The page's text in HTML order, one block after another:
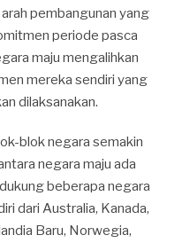
pembangunan yang
periode pasca
maju mengalihkan
mereka sendiri yang
dilaksanakan.
blok negara semakin
negara maju ada
beberapa negara
dari Australia, Kanada,
Baru, Norwegia,